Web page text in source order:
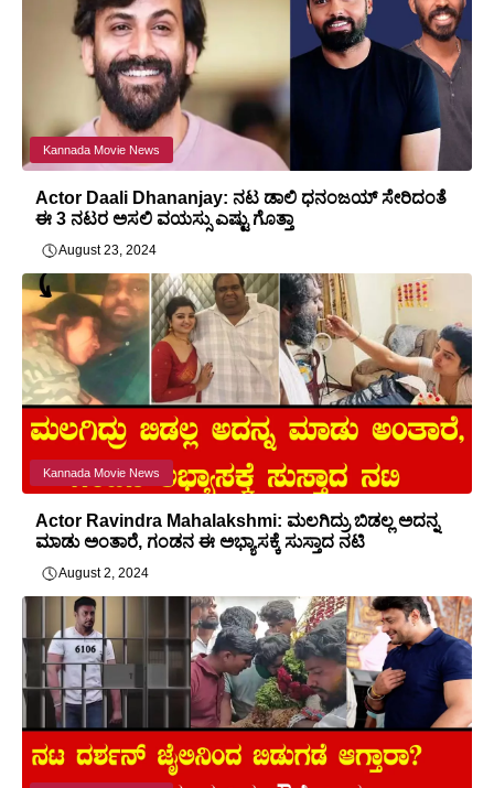
Kannada Movie News
Actor Daali Dhananjay: ನಟ ಡಾಲಿ ಧನಂಜಯ್ ಸೇರಿದಂತೆ
ಈ 3 ನಟರ ಅಸಲಿ ವಯಸ್ಸು ಎಷ್ಟು ಗೊತ್ತಾ
August 23, 2024
Kannada Movie News
Actor Ravindra Mahalakshmi: ಮಲಗಿದ್ರು ಬಿಡಲ್ಲ ಅದನ್ನ
ಮಾಡು ಅಂತಾರೆ, ಗಂಡನ ಈ ಅಭ್ಯಾಸಕ್ಕೆ ಸುಸ್ತಾದ ನಟಿ
August 2, 2024